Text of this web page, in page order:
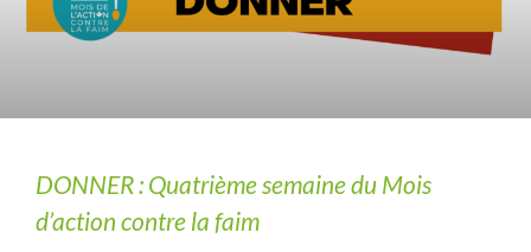
DONNER : Quatrième semaine du Mois
d’action contre la faim